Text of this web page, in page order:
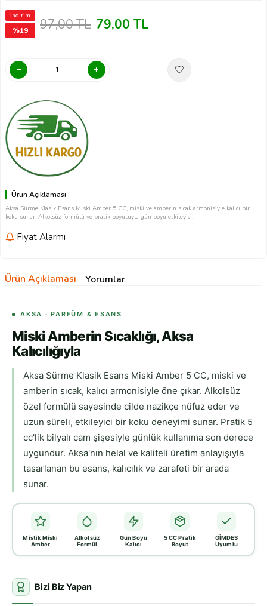
İndirim
%19 97,00TL 79,00 TL
Ürün Açıklaması
Aksa Sürme Klasik Esans Miski Amber 5 CC, miski ve amberin sıcak armonisiyle kalıcı bir
koku sunar. Alkolsüz formülü ve pratik boyutuyla gün boyu etkileyici.
Fiyat Alarmı
Ürün Açıklaması Yorumlar
AKSA · PARFÜM & ESANS
Miski Amberin Sıcaklığı, Aksa
Kalıcılığıyla
Aksa Sürme Klasik Esans Miski Amber 5 CC, miski ve
amberin sıcak, kalıcı armonisiyle öne çıkar. Alkolsüz
özel formülü sayesinde cilde nazikçe nüfuz eder ve
uzun süreli, etkileyici bir koku deneyimi sunar. Pratik 5
cc'lik bilyalı cam şişesiyle günlük kullanıma son derece
uygundur. Aksa'nın helal ve kaliteli üretim anlayışıyla
tasarlanan bu esans, kalıcılık ve zarafeti bir arada
sunar.
Mistik Miski
Amber
Alkolsüz
Formül
Gün Boyu
Kalıcı
5 CC Pratik
Boyut
GİMDES
Uyumlu
Bizi Biz Yapan